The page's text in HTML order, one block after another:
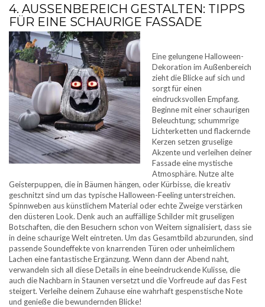
4. AUSSENBEREICH GESTALTEN: TIPPS F
ÜR EINE SCHAURIGE FASSADE
Eine gelungene Halloween-
Dekoration im Außenbereich
zieht die Blicke auf sich und
sorgt für einen
eindrucksvollen Empfang.
Beginne mit einer schaurigen
Beleuchtung; schummrige
Lichterketten und flackernde
Kerzen setzen gruselige
Akzente und verleihen deiner
Fassade eine mystische
Atmosphäre. Nutze alte
Geisterpuppen, die in Bäumen hängen, oder Kürbisse, die kreativ
geschnitzt sind um das typische Halloween-Feeling unterstreichen.
Spinnweben aus künstlichem Material oder echte Zweige verstärken
den düsteren Look. Denk auch an auffällige Schilder mit gruseligen
Botschaften, die den Besuchern schon von Weitem signalisiert, dass sie
in deine schaurige Welt eintreten. Um das Gesamtbild abzurunden, sind
passende Soundeffekte von knarrenden Türen oder unheimlichem
Lachen eine fantastische Ergänzung. Wenn dann der Abend naht,
verwandeln sich all diese Details in eine beeindruckende Kulisse, die
auch die Nachbarn in Staunen versetzt und die Vorfreude auf das Fest
steigert. Verleihe deinem Zuhause eine wahrhaft gespenstische Note
und genieße die bewundernden Blicke!